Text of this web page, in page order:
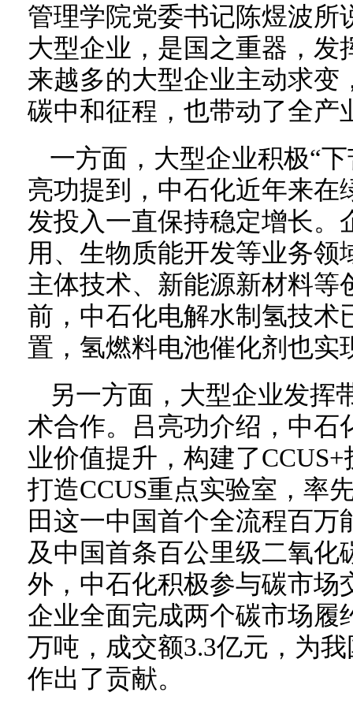
管理学院党委书记陈煜波所
大型企业，是国之重器，发
来越多的大型企业主动求变
碳中和征程，也带动了全产
一方面，大型企业积极“
亮功提到，中石化近年来在
发投入一直保持稳定增长。
用、生物质能开发等业务领
主体技术、新能源新材料等
前，中石化电解水制氢技术
置，氢燃料电池催化剂也实
另一方面，大型企业发挥
术合作。吕亮功介绍，中石
业价值提升，构建了
打造CCUS重点实验室，率
田这一中国首个全流程百万
及中国首条百公里级二氧化
外，中石化积极参与碳市场
企业全面完成两个碳市场履
万吨，成交额3.3亿元，为
作出了贡献。